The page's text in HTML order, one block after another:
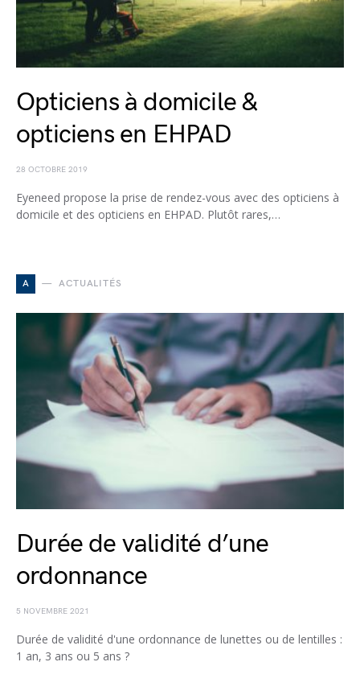
Opticiens à domicile &
opticiens en EHPAD
28 OCTOBRE 2019
Eyeneed propose la prise de rendez-vous avec des opticiens à
domicile et des opticiens en EHPAD. Plutôt rares,…
A ACTUALITÉS
Durée de validité d’une
ordonnance
5 NOVEMBRE 2021
Durée de validité d'une ordonnance de lunettes ou de lentilles :
1 an, 3 ans ou 5 ans ?